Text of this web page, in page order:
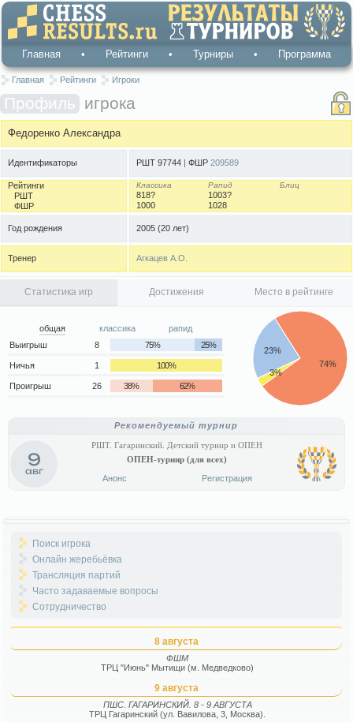
Главная • Рейтинги • Турниры • Программа
Главная Рейтинги Игроки
Профиль игрока
Федоренко Александра
Идентификаторы РШТ 97744 ФШР 209589
Рейтинги
РШТ
ФШР
Классика Рапид Блиц
818?
1003?
1000
1028
Год рождения 2005 (20 лет)
Тренер Агкацев А.О.
Статистика игр Достижения Место в рейтинге
общая классика
рапид
Выигрыш
8 75% 25%
Ничья 1 100%
Проигрыш 26 38% 62%
3%
23%
74%
Рекомендуемый турнир
9
авг
РШТ. Гагаринский. Детский турнир и ОПЕН
ОПЕН-турнир (для всех)
Анонс Регистрация
Поиск игрока
Онлайн жеребьёвка
Трансляция партий
Часто задаваемые вопросы
Сотрудничество
8 августа
ФШМ
ТРЦ "Июнь" Мытищи (м. Медведково)
9 августа
ПШС. ГАГАРИНСКИЙ. 8 - 9 АВГУСТА
ТРЦ Гагаринский (ул. Вавилова, 3, Москва).